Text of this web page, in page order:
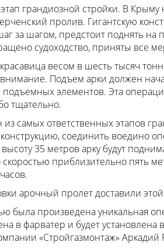
грандиозной стройки. В Крыму
пролив. Гигантскую
за шагом, предстоит поднять на
судоходство, приняты все
весом в шесть тысяч
Подъем арки должен
подъемных элементов. Эта
тщательно.
самых ответственных этапов
соединить воедино
35 метров арку будут
приблизительно пять
арочный пролет доставили
была произведена уникальная
в фарватер и будет
«Стройгазмонтаж» Аркадий